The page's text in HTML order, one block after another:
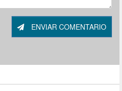
ENVIAR COMENTARIO